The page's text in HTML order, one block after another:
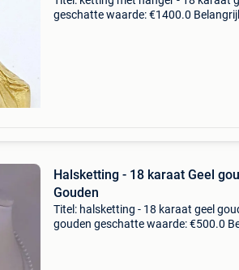
geschatte waarde: €1400.0
Halsketting - 18 karaat Geel
Gouden
Titel: halsketting - 18 karaat geel
gouden geschatte waarde: €500.0